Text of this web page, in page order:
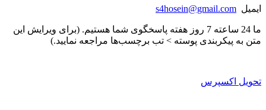
ایمیل s4hosein@gmail.com
ما 24 ساعته 7 روز هفته پاسخگوی شما هستیم. (برای ویرایش این
متن به پیکربندی پوسته > تب برچسب‌ها مراجعه نمایید.)
تحویل اکسپرس